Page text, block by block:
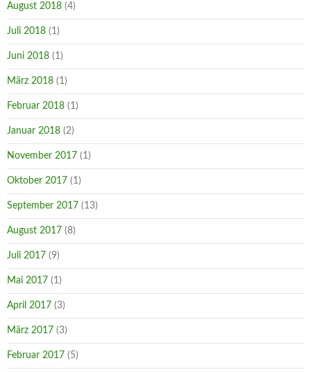
August 2018 (4)
Juli 2018 (1)
Juni 2018 (1)
März 2018 (1)
Februar 2018 (1)
Januar 2018 (2)
November 2017 (1)
Oktober 2017 (1)
September 2017 (13)
August 2017 (8)
Juli 2017 (9)
Mai 2017 (1)
April 2017 (3)
März 2017 (3)
Februar 2017 (5)